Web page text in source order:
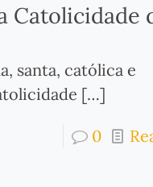
Catolicidade
santa, católica e
[…]
0